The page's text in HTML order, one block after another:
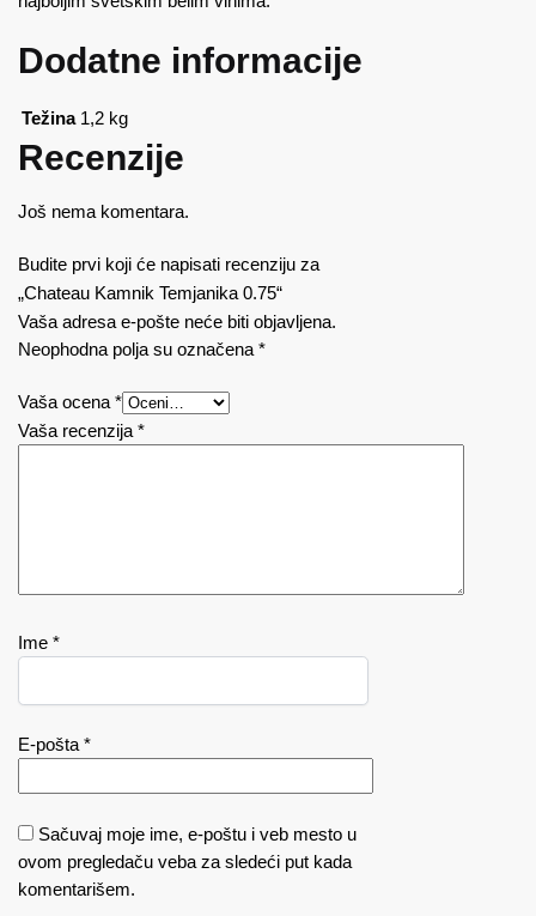
Dodatne informacije
Težina 1,2 kg
Recenzije
Još nema komentara.
Budite prvi koji će napisati recenziju za
„Chateau Kamnik Temjanika 0.75“
Vaša adresa e-pošte neće biti objavljena.
Neophodna polja su označena *
Vaša ocena *
Vaša recenzija *
Ime *
E-pošta *
Sačuvaj moje ime, e-poštu i veb mesto u
ovom pregledaču veba za sledeći put kada
komentarišem.